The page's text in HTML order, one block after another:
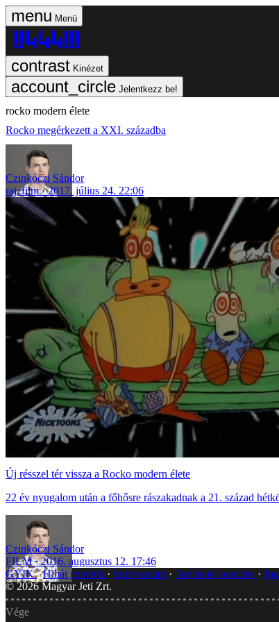
Menü
Kinézet
Jelentkezz be!
rocko modern élete
Rocko megérkezett a XXI. századba
Czinkóczi Sándor
rajzfilm
2017. július 24. 22:06
Új résszel tér vissza a Rocko modern élete
22 év nyugalom után a főhősre rászakadnak a 21. század
Czinkóczi Sándor
FILM
2016. augusztus 12. 17:46
GYIK Hibát jelentek Impresszum Javítások kezelése
© 2026 Magyar Jeti Zrt.
Vége